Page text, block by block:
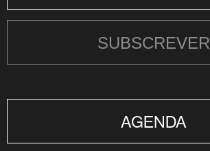
SUBSCREVER
AGENDA